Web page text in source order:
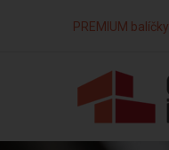
PREMIUM balíčky